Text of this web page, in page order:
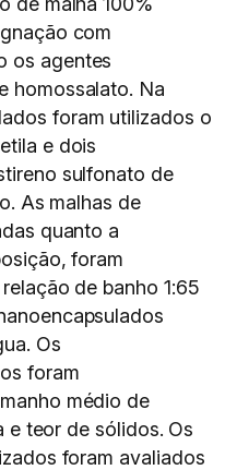
com
os agentes
homossalato. Na
foram utilizados o
e dois
sulfonato de
As malhas de
quanto a
foram
de banho 1:65
Os
foram
médio de
e teor de sólidos. Os
foram avaliados